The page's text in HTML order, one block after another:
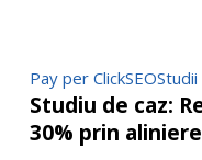
Studiu
de
caz:
Pay per ClickSEO
Studiu de caz:
30% prin aliniere